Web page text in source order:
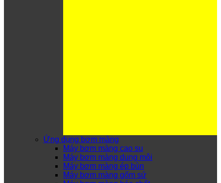
Ứng dụng bơm màng
Máy bơm màng cao su
Máy bơm màng dung môi
Máy bơm màng ép bùn
Máy bơm màng gốm sứ